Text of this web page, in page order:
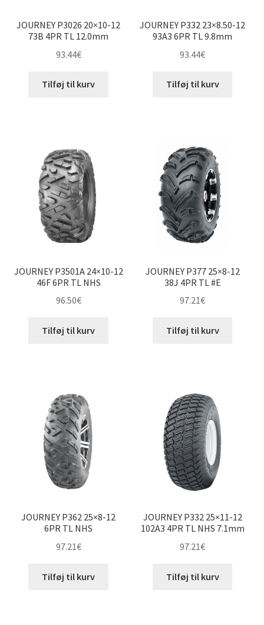
JOURNEY P3026 20×10-12
73B 4PR TL 12.0mm
93.44€
Tilføj til kurv
JOURNEY P332 23×8.50-12
93A3 6PR TL 9.8mm
93.44€
Tilføj til kurv
JOURNEY P3501A 24×10-12
46F 6PR TL NHS
96.50€
Tilføj til kurv
JOURNEY P377 25×8-12
38J 4PR TL #E
97.21€
Tilføj til kurv
JOURNEY P362 25×8-12
6PR TL NHS
97.21€
Tilføj til kurv
JOURNEY P332 25×11-12
102A3 4PR TL NHS 7.1mm
97.21€
Tilføj til kurv